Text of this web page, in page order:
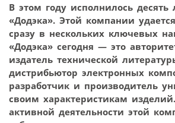
В этом году исполнилось
«Додэка». Этой компании
сразу в нескольких ключевых
«Додэка» сегодня — это
издатель технической
дистрибьютор электронных
разработчик и производитель
своим характеристикам
активной деятельности этой